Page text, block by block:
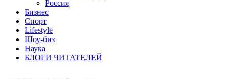
Россия
Бизнес
Спорт
Lifestyle
Шоу-биз
Наука
БЛОГИ ЧИТАТЕЛЕЙ